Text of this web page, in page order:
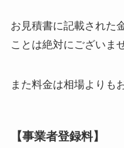
お見積書に記載された
ことは絶対にございま
また料金は相場よりも
【事業者登録料】